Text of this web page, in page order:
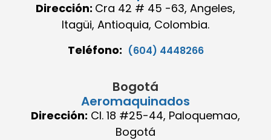
Dirección: Cra 42 # 45 -63, Angeles,
Itagüi, Antioquia, Colombia.
Teléfono: (604) 4448266
Bogotá
Aeromaquinados
Dirección: Cl. 18 #25-44, Paloquemao,
Bogotá